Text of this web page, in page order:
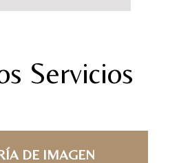
Servicios
DE IMAGEN